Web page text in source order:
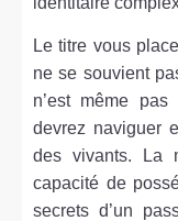
Le titre vous
ne se souvient
n’est même
devrez naviguer
des vivants. La
capacité de
secrets d’un